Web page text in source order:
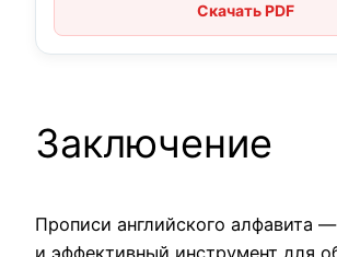
Скачать PDF
Заключение
Прописи английского алфавита